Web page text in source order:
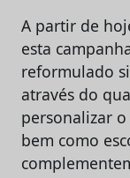
A partir de
esta
reformulado
através do
personalizar
bem como